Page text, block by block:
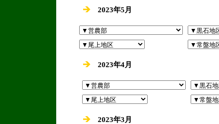
2023年5月
2023年4月
2023年3月